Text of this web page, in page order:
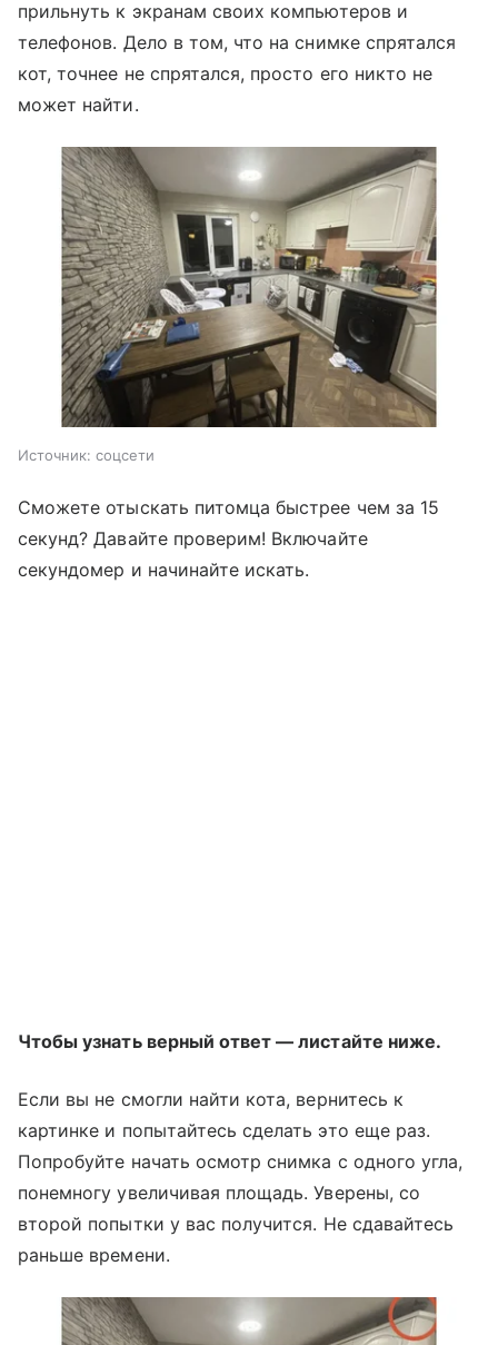
прильнуть к экранам своих компьютеров и
телефонов. Дело в том, что на снимке спрятался
кот, точнее не спрятался, просто его никто не
может найти.
Источник: соцсети
Сможете отыскать питомца быстрее чем за 15
секунд? Давайте проверим! Включайте
секундомер и начинайте искать.
Чтобы узнать верный ответ — листайте ниже.
Если вы не смогли найти кота, вернитесь к
картинке и попытайтесь сделать это еще раз.
Попробуйте начать осмотр снимка с одного угла,
понемногу увеличивая площадь. Уверены, со
второй попытки у вас получится. Не сдавайтесь
раньше времени.